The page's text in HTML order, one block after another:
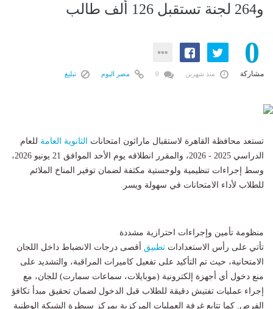
و264 لجنة تستقبل 126 ألف طالب
0
مشاركة منذ شهرين مصر اليوم تبليغ
​تستعد محافظة القاهرة لاستقبال ماراثون امتحانات الثانوية العامة للعام
الدراسي 2025 - 2026، والمقرر انطلاقه يوم الأحد الموافق 21 يونيو 2026،
وسط إجراءات تنظيمية ولوجستية مكثفة لضمان توفير المناخ الملائم
للطلاب لأداء الامتحانات في سهولة ويسر.
​منظومة تأمين وإجراءات احترازية مشددة
​تأتي على رأس الاستعدادات تطبيق أقصى درجات الانضباط داخل اللجان
الامتحانية، حيث تم التأكيد على تفعيل كاميرات المراقبة، والتشديد على
منع دخول أي أجهزة إلكترونية (موبايلات، سماعات سمارت) للجان، مع
إجراء عمليات تفتيش دقيقة للطلاب قبل الدخول لضمان تحقيق مبدأ تكافؤ
الفرص. كما تتابع غرفة العمليات المركزية بمركز سيطرة الشبكة الوطنية